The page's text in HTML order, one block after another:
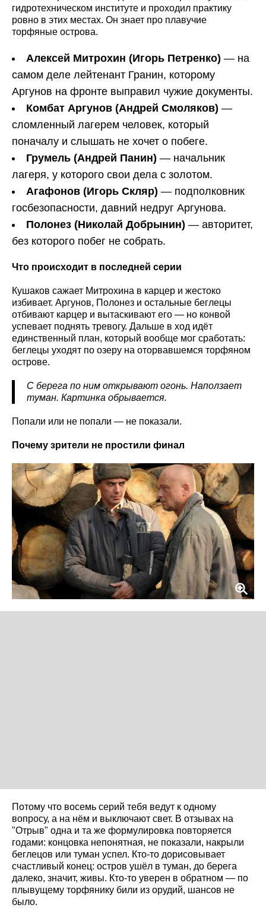
гидротехническом институте и проходил практику
ровно в этих местах. Он знает про плавучие
торфяные острова.
Алексей Митрохин (Игорь Петренко) — на
самом деле лейтенант Гранин, которому
Аргунов на фронте выправил чужие документы.
Комбат Аргунов (Андрей Смоляков) —
сломленный лагерем человек, который
поначалу и слышать не хочет о побеге.
Грумель (Андрей Панин) — начальник
лагеря, у которого свои дела с золотом.
Агафонов (Игорь Скляр) — подполковник
госбезопасности, давний недруг Аргунова.
Полонез (Николай Добрынин) — авторитет,
без которого побег не собрать.
Что происходит в последней серии
Кушаков сажает Митрохина в карцер и жестоко
избивает. Аргунов, Полонез и остальные беглецы
отбивают карцер и вытаскивают его — но конвой
успевает поднять тревогу. Дальше в ход идёт
единственный план, который вообще мог сработать:
беглецы уходят по озеру на оторвавшемся торфяном
острове.
С берега по ним открывают огонь. Наползает
туман. Картинка обрывается.
Попали или не попали — не показали.
Почему зрители не простили финал
Потому что восемь серий тебя ведут к одному
вопросу, а на нём и выключают свет. В отзывах на
"Отрыв" одна и та же формулировка повторяется
годами: концовка непонятная, не показали, накрыли
беглецов или туман успел. Кто-то дорисовывает
счастливый конец: остров ушёл в туман, до берега
далеко, значит, живы. Кто-то уверен в обратном — по
плывущему торфянику били из орудий, шансов не
было.